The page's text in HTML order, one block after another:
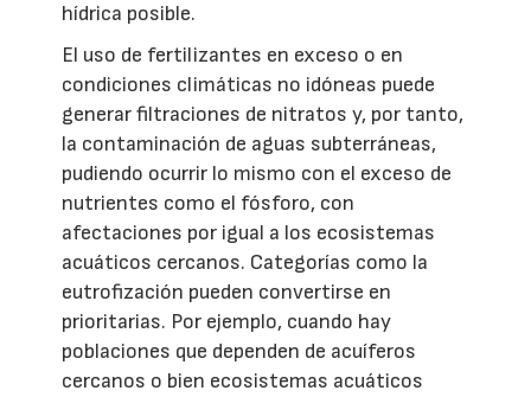
hídrica posible.
El uso de fertilizantes en exceso o en
condiciones climáticas no idóneas puede
generar filtraciones de nitratos y, por tanto,
la contaminación de aguas subterráneas,
pudiendo ocurrir lo mismo con el exceso de
nutrientes como el fósforo, con
afectaciones por igual a los ecosistemas
acuáticos cercanos. Categorías como la
eutrofización pueden convertirse en
prioritarias. Por ejemplo, cuando hay
poblaciones que dependen de acuíferos
cercanos o bien ecosistemas acuáticos